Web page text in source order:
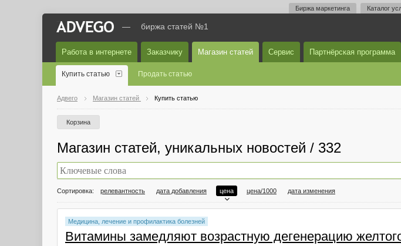
Биржа маркетинга Каталог
— биржа статей №1
Работа в интернете Заказчику Магазин статей Сервис Партнёрская программа
Купить статью Продать статью
Адвего Магазин статей Купить статью
Корзина
Магазин статей, уникальных новостей / 332
Сортировка: релевантность дата добавления цена цена/1000 дата изменения
Медицина, лечение и профилактика болезней
Витамины замедляют возрастную дегенерацию